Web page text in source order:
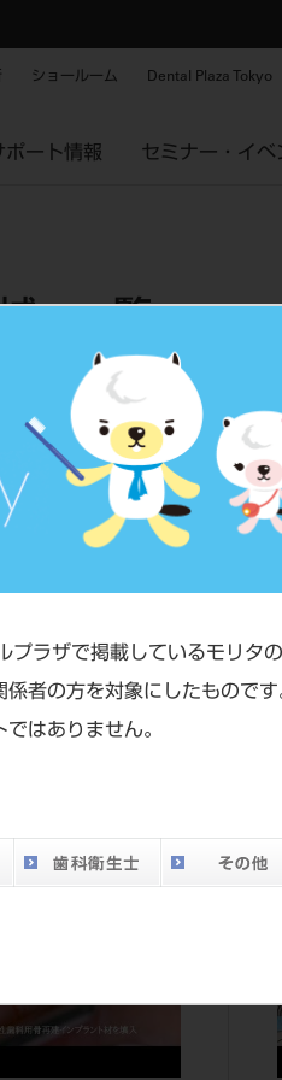
プラザで掲載しているモリタ
者の方を対象にしたものです
はありません。
ショールーム Dental Plaza Tokyo
ポート情報 セミナー・イベ
一覧